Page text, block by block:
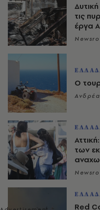
τις
έργα
Ο
των
Red